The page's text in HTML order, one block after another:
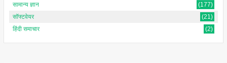
सामान्य ज्ञान
(177)
सॉफ्टवेयर
(21)
हिंदी समाचार
(2)